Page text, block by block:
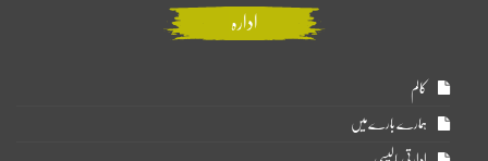
ادارہ
کالم
ہمارے بارے میں